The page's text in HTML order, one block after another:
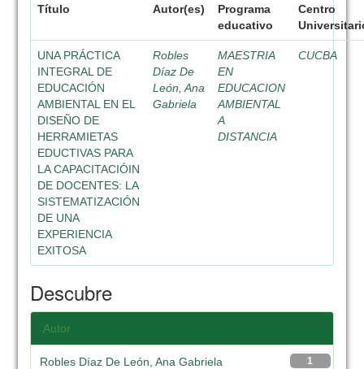
Título Autor(es)
Programa
educativo
Centro
UNA PRÁCTICA
INTEGRAL DE
EDUCACIÓN
AMBIENTAL EN EL
DISEÑO DE
HERRAMIETAS
EDUCTIVAS PARA
LA CAPACITACIÓIN
DE DOCENTES: LA
SISTEMATIZACIÓN
DE UNA
EXPERIENCIA
EXITOSA
Robles
Díaz De
León, Ana
Gabriela
MAESTRIA
EN
EDUCACION
AMBIENTAL
A
DISTANCIA
CUCBA
Descubre
Autor
1
Robles Díaz De León, Ana Gabriela